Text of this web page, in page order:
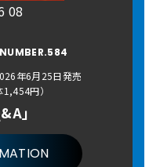
08
年6月25日発売
円）
」